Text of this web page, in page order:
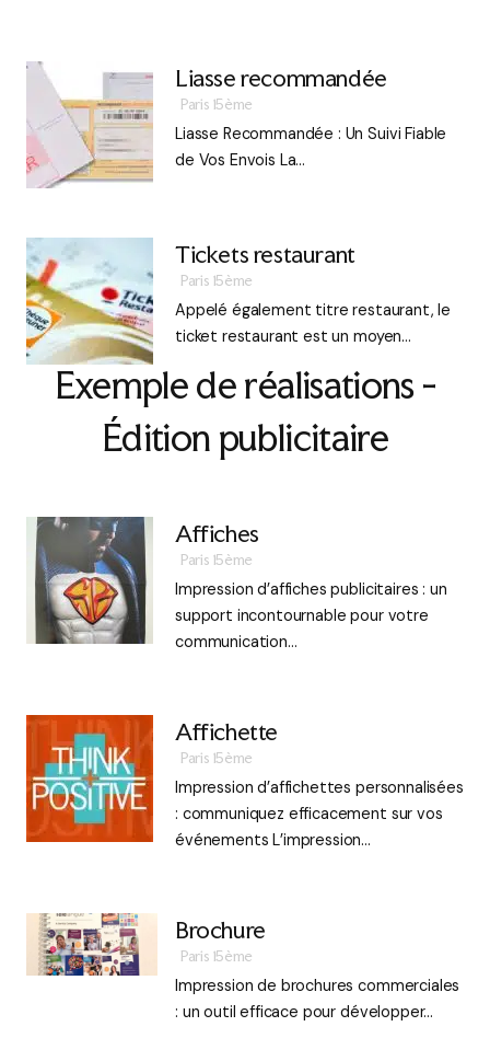
Liasse recommandée
Paris 15ème
Liasse Recommandée : Un Suivi Fiable
de Vos Envois La…
Tickets restaurant
Paris 15ème
Appelé également titre restaurant, le
ticket restaurant est un moyen…
Exemple de réalisations -
Édition publicitaire
Affiches
Paris 15ème
Impression d’affiches publicitaires : un
support incontournable pour votre
communication…
Affichette
Paris 15ème
Impression d’affichettes personnalisées
: communiquez efficacement sur vos
événements L’impression…
Brochure
Paris 15ème
Impression de brochures commerciales
: un outil efficace pour développer…